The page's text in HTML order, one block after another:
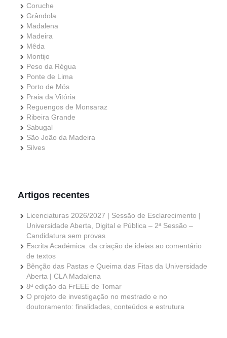
Coruche
Grândola
Madalena
Madeira
Mêda
Montijo
Peso da Régua
Ponte de Lima
Porto de Mós
Praia da Vitória
Reguengos de Monsaraz
Ribeira Grande
Sabugal
São João da Madeira
Silves
Artigos recentes
Licenciaturas 2026/2027 | Sessão de Esclarecimento |
Universidade Aberta, Digital e Pública – 2ª Sessão –
Candidatura sem provas
Escrita Académica: da criação de ideias ao comentário
de textos
Bênção das Pastas e Queima das Fitas da Universidade
Aberta | CLA Madalena
8ª edição da FrEEE de Tomar
O projeto de investigação no mestrado e no
doutoramento: finalidades, conteúdos e estrutura